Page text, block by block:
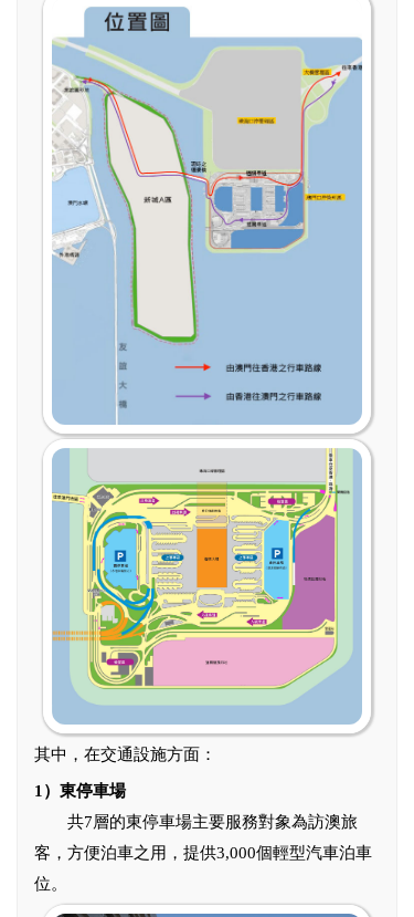
其中，在交通設施方面：
1）東停車場
共7層的東停車場主要服務對象為訪澳旅
客，方便泊車之用，提供3,000個輕型汽車泊車
位。